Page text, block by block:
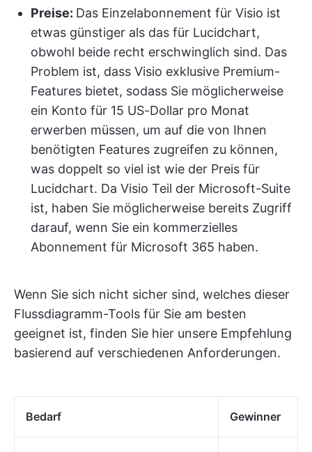
Preise: Das Einzelabonnement für Visio ist
etwas günstiger als das für Lucidchart,
obwohl beide recht erschwinglich sind. Das
Problem ist, dass Visio exklusive Premium-
Features bietet, sodass Sie möglicherweise
ein Konto für 15 US-Dollar pro Monat
erwerben müssen, um auf die von Ihnen
benötigten Features zugreifen zu können,
was doppelt so viel ist wie der Preis für
Lucidchart. Da Visio Teil der Microsoft-Suite
ist, haben Sie möglicherweise bereits Zugriff
darauf, wenn Sie ein kommerzielles
Abonnement für Microsoft 365 haben.
Wenn Sie sich nicht sicher sind, welches dieser
Flussdiagramm-Tools für Sie am besten
geeignet ist, finden Sie hier unsere Empfehlung
basierend auf verschiedenen Anforderungen.
Bedarf Gewinner